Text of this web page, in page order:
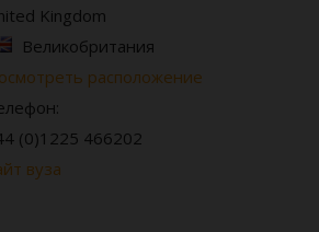
Kingdom
Великобритания
расположение
(0)1225 466202
вуза